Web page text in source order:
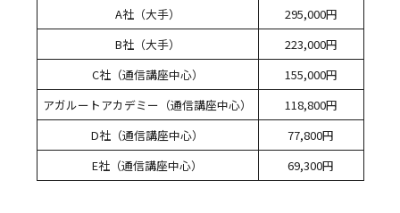
A社（大手）
295,000円
B社（大手）
223,000円
C社（通信講座中心）
155,000円
アガルートアカデミー（通信講座中心）
118,800円
D社（通信講座中心）
77,800円
E社（通信講座中心）
69,300円